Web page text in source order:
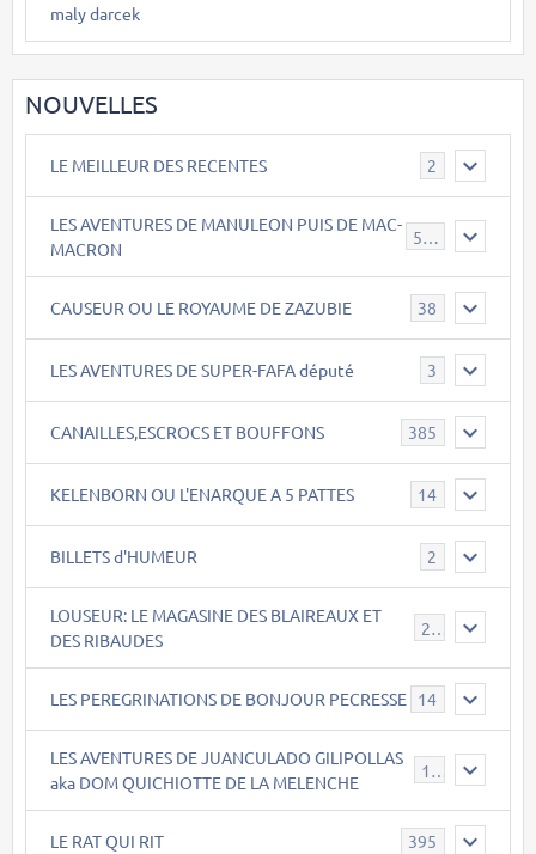
maly darcek
NOUVELLES
LE MEILLEUR DES RECENTES 2
LES AVENTURES DE MANULEON PUIS DE MAC-
MACRON
543
CAUSEUR OU LE ROYAUME DE ZAZUBIE 38
LES AVENTURES DE SUPER-FAFA député 3
CANAILLES,ESCROCS ET BOUFFONS 385
KELENBORN OU L'ENARQUE A 5 PATTES 14
BILLETS d'HUMEUR 2
LOUSEUR: LE MAGASINE DES BLAIREAUX ET
DES RIBAUDES
21
LES PEREGRINATIONS DE BONJOUR PECRESSE 14
LES AVENTURES DE JUANCULADO GILIPOLLAS
aka DOM QUICHIOTTE DE LA MELENCHE
119
LE RAT QUI RIT 395